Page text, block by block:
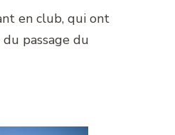
en club, qui ont
du passage du